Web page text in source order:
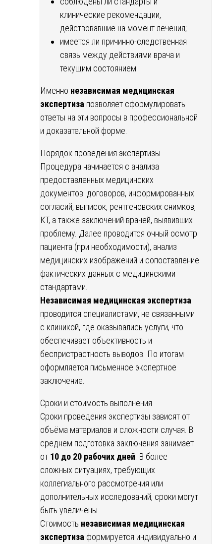
клинические рекомендации,
действовавшие на момент лечения;
имеется ли причинно-следственная
связь между действиями врача и
текущим состоянием.
Именно независимая медицинская
экспертиза позволяет сформулировать
ответы на эти вопросы в профессиональной
и доказательной форме.
Порядок проведения экспертизы
Процедура начинается с анализа
предоставленных медицинских
документов: договоров, информированных
согласий, выписок, рентгеновских снимков,
КТ, а также заключений врачей, выявивших
проблему. Далее проводится очный осмотр
пациента (при необходимости), анализ
медицинских изображений и сопоставление
фактических данных с медицинскими
стандартами.
Независимая медицинская экспертиза
проводится специалистами, не связанными
с клиникой, где оказывались услуги, что
обеспечивает объективность и
беспристрастность выводов. По итогам
оформляется письменное экспертное
заключение.
Сроки и стоимость выполнения
Сроки проведения экспертизы зависят от
объёма материалов и сложности случая. В
среднем подготовка заключения занимает
от 10 до 20 рабочих дней . В более
сложных ситуациях, требующих
коллегиального рассмотрения или
дополнительных исследований, сроки могут
быть увеличены.
Стоимость независимая медицинская
экспертиза формируется индивидуально и